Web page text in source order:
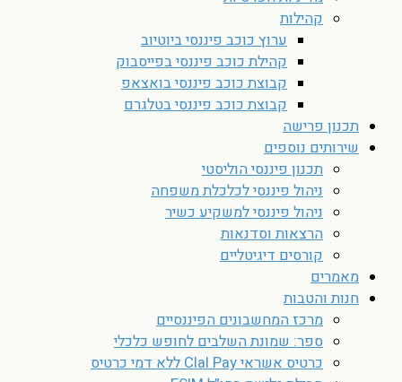
קהילות
ערוץ כוכב פיננסי ביוטיוב
קהילת כוכב פיננסי בפייסבוק
קבוצת כוכב פיננסי בואצאפ
קבוצת כוכב פיננסי בטלגרם
תכנון פרישה
שירותים נוספים
תכנון פיננסי הוליסטי
ניהול פיננסי לכלכלת משפחה
ניהול פיננסי למשקיע כשיר
הרצאות וסדנאות
קורסים דיגיטליים
מאמרים
חנות והטבות
מרכז המחשבונים הפיננסיים
ספר: שמונת השלבים לחופש כלכלי
כרטיס אשראי Clal Pay ללא דמי כרטיס